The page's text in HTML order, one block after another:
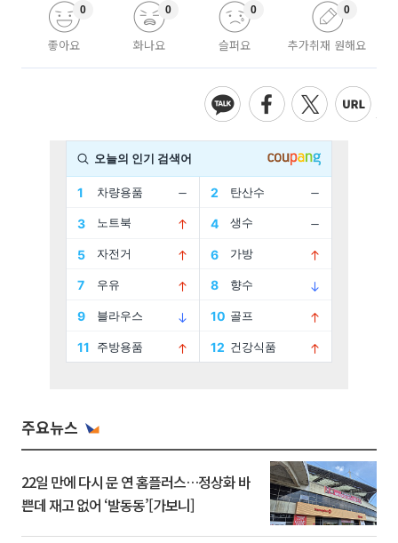
좋아요
0
화나요
0
슬퍼요
0
추가취재 원해요
0
주요뉴스
22일 만에 다시 문 연 홈플러스…정상화 바
쁜데 재고 없어 ‘발동동’[가보니]